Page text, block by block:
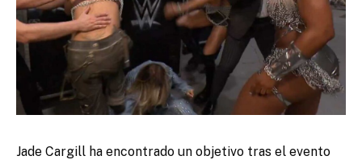
Jade Cargill ha encontrado un objetivo tras el evento